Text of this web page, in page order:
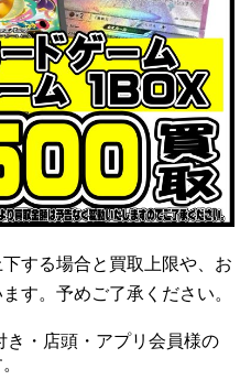
する場合と買取上限や、お
す。予めご了承ください。
き・店頭・アプリ会員様の